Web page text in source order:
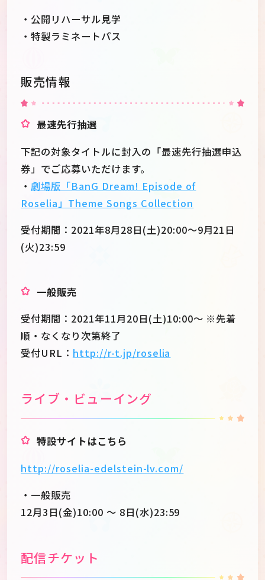
・公開リハーサル見学
・特製ラミネートパス
販売情報
最速先行抽選
下記の対象タイトルに封入の「最速先行抽選申込
券」でご応募いただけます。
・ 劇場版「BanG Dream! Episode of
Roselia」Theme Songs Collection
受付期間：2021年8月28日(土)20:00～9月21日
(火)23:59
一般販売
受付期間：2021年11月20日(土)10:00～ ※先着
順・なくなり次第終了
受付URL： http://r-t.jp/roselia
ライブ・ビューイング
特設サイトはこちら
http://roselia-edelstein-lv.com/
・一般販売
12月3日(金)10:00 ～ 8日(水)23:59
配信チケット